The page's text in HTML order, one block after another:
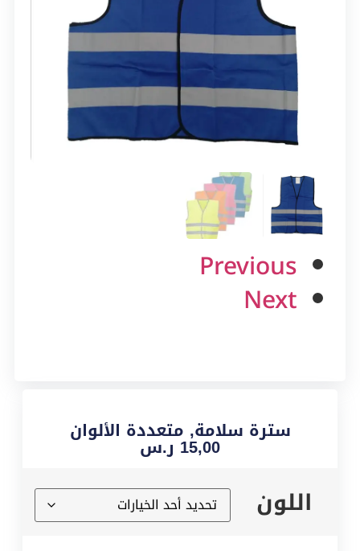
Previous
Next
سترة سلامة, متعددة الألوان
15,00 ر.س
اللون